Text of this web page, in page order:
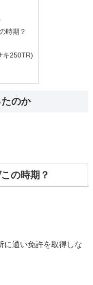
時期？
キ250TR)
のか
の時期？
に通い免許を取得しな